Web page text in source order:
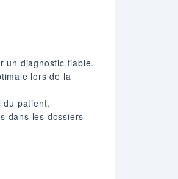
un diagnostic fiable.
lors de la
patient.
dans les dossiers